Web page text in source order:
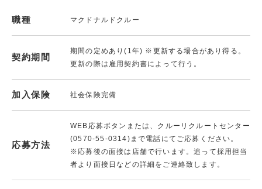
職種 マクドナルドクルー
契約期間
期間の定めあり(1年) ※更新する場合があり得る。
更新の際は雇用契約書によって行う。
加入保険 社会保険完備
応募方法
WEB応募ボタンまたは、クルーリクルートセンター
(0570-55-0314)まで電話にてご応募ください。
※応募後の面接は店舗で行います。追って採用担当
者より面接日などの詳細をご連絡致します。